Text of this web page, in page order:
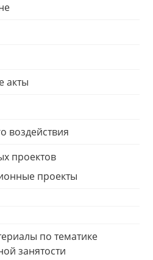
акты
воздействия
проектов
проекты
по тематике
занятости